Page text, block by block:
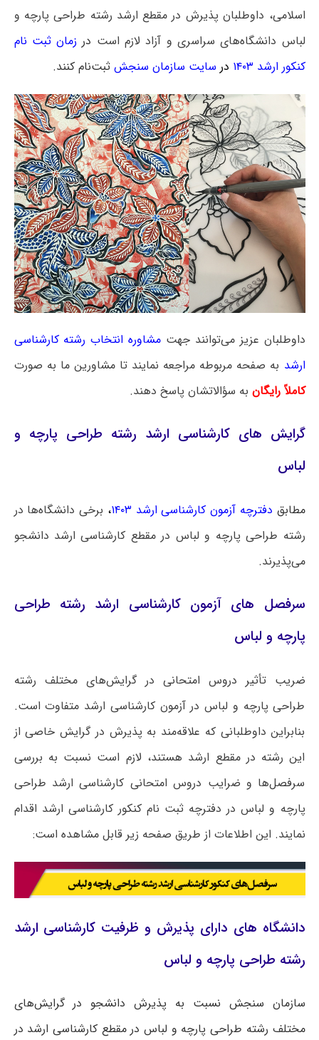
اسلامی، داوطلبان پذیرش در مقطع ارشد رشته طراحی پارچه و
لباس دانشگاه‌های سراسری و آزاد لازم است در زمان ثبت نام
کنکور ارشد ۱۴۰۳
در سایت سازمان سنجش ثبت‌نام کنند.
داوطلبان عزیز می‌توانند جهت مشاوره انتخاب رشته کارشناسی
ارشد به صفحه مربوطه مراجعه نمایند تا مشاورین ما به صورت
کاملاً رایگان به سؤالاتشان پاسخ دهند.
گرایش‌ های کارشناسی ارشد رشته طراحی پارچه و
لباس
مطابق دفترچه آزمون کارشناسی ارشد ۱۴۰۳ ، برخی دانشگاه‌ها در
رشته طراحی پارچه و لباس در مقطع کارشناسی ارشد دانشجو
می‌پذیرند.
سرفصل های آزمون کارشناسی ارشد رشته طراحی
پارچه و لباس
ضریب تأثیر دروس امتحانی در گرایش‌های مختلف رشته
طراحی پارچه و لباس در آزمون کارشناسی ارشد متفاوت است.
بنابراین داوطلبانی که علاقه‌مند به پذیرش در گرایش خاصی از
این رشته در مقطع ارشد هستند، لازم است نسبت به بررسی
سرفصل‌ها و ضرایب دروس امتحانی کارشناسی ارشد طراحی
پارچه و لباس در دفترچه ثبت نام کنکور کارشناسی ارشد اقدام
نمایند. این اطلاعات از طریق صفحه زیر قابل مشاهده است:
دانشگاه های دارای پذیرش و ظرفیت کارشناسی ارشد
رشته طراحی پارچه و لباس
سازمان سنجش نسبت به پذیرش دانشجو در گرایش‌های
مختلف رشته طراحی پارچه و لباس در مقطع کارشناسی ارشد در